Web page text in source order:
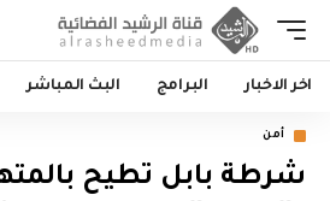
اخر الاخبار البرامج البث المباشر
أمن
شرطة بابل تطيح